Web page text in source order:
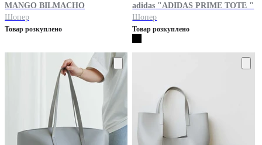
MANGO BILMACHO
Шопер
Товар розкуплено
adidas "ADIDAS PRIME TOTE "
Шопер
Товар розкуплено